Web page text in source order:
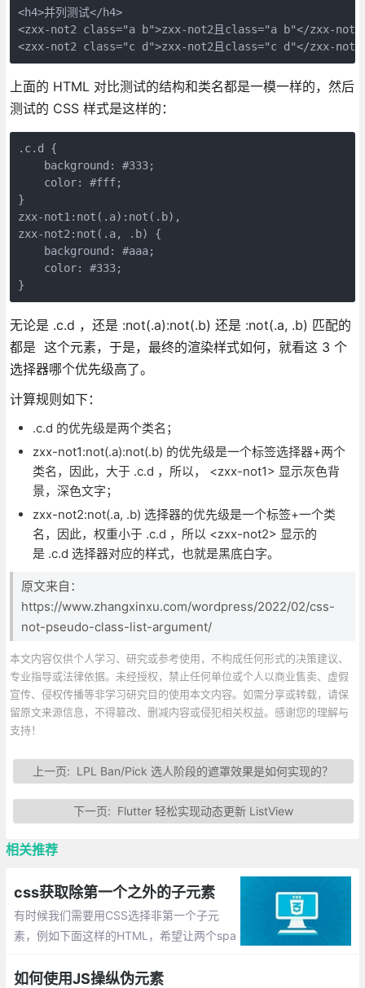
<h4>并列测试</h4>
<zxx-not2 class="a b">zxx-not2且class="a b"</zxx-
<zxx-not2 class="c d">zxx-not2且class="c d"</zxx-
上面的 HTML 对比测试的结构和类名都是一模一样的，然后
测试的 CSS 样式是这样的：
.c.d {
    background: #333;
    color: #fff;
}
zxx-not1:not(.a):not(.b),
zxx-not2:not(.a, .b) {
    background: #aaa;
    color: #333;
}
无论是 .c.d ，还是 :not(.a):not(.b) 还是 :not(.a, .b) 匹配的
都是 这个元素，于是，最终的渲染样式如何，就看这 3 个
选择器哪个优先级高了。
计算规则如下：
.c.d 的优先级是两个类名；
zxx-not1:not(.a):not(.b) 的优先级是一个标签选择器+两个
类名，因此，大于 .c.d ，所以， <zxx-not1> 显示灰色背
景，深色文字；
zxx-not2:not(.a, .b) 选择器的优先级是一个标签+一个类
名，因此，权重小于 .c.d ，所以 <zxx-not2> 显示的
是 .c.d 选择器对应的样式，也就是黑底白字。
原文来自：
https://www.zhangxinxu.com/wordpress/2022/02/css-
not-pseudo-class-list-argument/
本文内容仅供个人学习、研究或参考使用，不构成任何形式的决策建议、
专业指导或法律依据。未经授权，禁止任何单位或个人以商业售卖、虚假
宣传、侵权传播等非学习研究目的使用本文内容。如需分享或转载，请保
留原文来源信息，不得篡改、删减内容或侵犯相关权益。感谢您的理解与
支持！
上一页: LPL Ban/Pick 选人阶段的遮罩效果是如何实现的？
下一页: Flutter 轻松实现动态更新 ListView
相关推荐
css获取除第一个之外的子元素
有时候我们需要用CSS选择非第一个子元
素，例如下面这样的HTML，希望让两个spa
给每个span设置margin-right（会导致最后
如何使用JS操纵伪元素